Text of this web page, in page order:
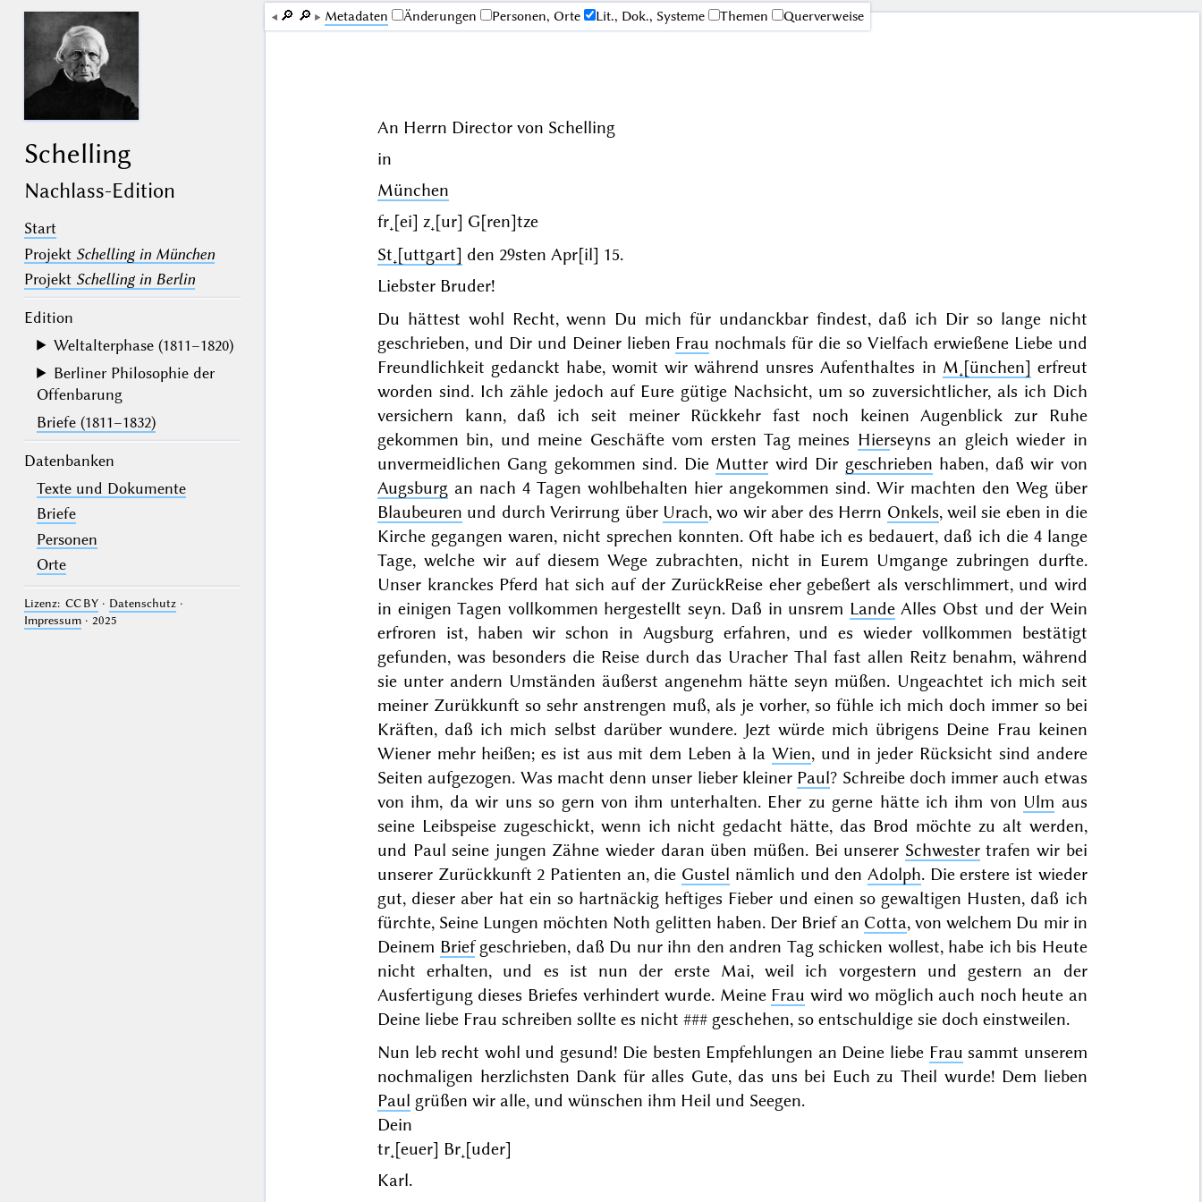
Schelling
Nachlass-Edition
Start
Projekt Schelling in München
Projekt Schelling in Berlin
Edition
Weltalterphase (1811–1820)
Berliner Philosophie der
Offenbarung
Briefe (1811–1832)
Datenbanken
Texte und Dokumente
Briefe
Personen
Orte
Lizenz: CC BY· Datenschutz·
Impressum· 2025
🔎︎ 🔎︎ Me­ta­da­ten Änderungen Personen, Orte Lit., Dok., Systeme Themen Querverweise
An Herrn Director von Schelling
in
München
fr˖[ei] z˖[ur] G[ren]tze
St˖[uttgart] den 29sten Apr[il] 15.
Liebster Bruder!
Du hättest wohl Recht, wenn Du mich für undanckbar findest, daß ich Dir so lange nicht
geschrieben, und Dir und Deiner lieben Frau nochmals für die so Vielfach erwießene Liebe und
Freundlichkeit gedanckt habe, womit wir während unsres Aufenthaltes in M˖[ünchen] erfreut
worden sind. Ich zähle jedoch auf Eure gütige Nachsicht, um so zuversichtlicher, als ich Dich
versichern kann, daß ich seit meiner Rückkehr fast noch keinen Augenblick zur Ruhe
gekommen bin, und meine Geschäfte vom ersten Tag meines Hierseyns an gleich wieder in
unvermeidlichen Gang gekommen sind. Die Mutter wird Dir geschrieben haben, daß wir von
Augsburg an nach 4 Tagen wohlbehalten hier angekommen sind. Wir machten den Weg über
Blaubeuren und durch Verirrung über Urach, wo wir aber des Herrn Onkels, weil sie eben in die
Kirche gegangen waren, nicht sprechen konnten. Oft habe ich es bedauert, daß ich die 4 lange
Tage, welche wir auf diesem Wege zubrachten, nicht in Eurem Umgange zubringen durfte.
Unser kranckes Pferd hat sich auf der ZurückReise eher gebeßert als verschlimmert, und wird
in einigen Tagen vollkommen hergestellt seyn. Daß in unsrem LandeAlles Obst und der Wein
erfroren ist, haben wir schon in Augsburg erfahren, und es wieder vollkommen bestätigt
gefunden, was besonders die Reise durch das Uracher Thal fast allen Reitz benahm, während
sie unter andern Umständen äußerst angenehm hätte seyn müßen. Ungeachtet ich mich seit
meiner Zurükkunft so sehr anstrengen muß, als je vorher, so fühle ich mich doch immer so bei
Kräften, daß ich mich selbst darüber wundere. Jezt würde mich übrigens Deine Frau keinen
Wiener mehr heißen; es ist aus mit dem Leben à laWien, und in jeder Rücksicht sind andere
Seiten aufgezogen. Was macht denn unser lieber kleiner Paul? Schreibe doch immer auch etwas
von ihm, da wir uns so gern von ihm unterhalten. Eher zu gerne hätte ich ihm von Ulm aus
seine Leibspeise zugeschickt, wenn ich nicht gedacht hätte, das Brod möchte zu alt werden,
und Paul seine jungen Zähne wieder daran üben müßen. Bei unserer Schwestertrafen wir bei
unserer Zurückkunft 2 Patienten an, die Gustel nämlich und den Adolph. Die erstere ist wieder
gut, dieser aber hat ein so hartnäckig heftiges Fieber und einen so gewaltigen Husten, daß ich
fürchte, Seine Lungen möchten Noth gelitten haben. Der Brief an Cotta, von welchem Du mir in
Deinem Briefgeschrieben, daß Du nur ihn den andren Tag schicken wollest, habe ich bis Heute
nicht erhalten, und es ist nun der erste Mai, weil ich vorgestern und gestern an der
Ausfertigung dieses Briefes verhindert wurde. Meine Frau wird wo möglich auch noch heute an
Deine liebe Frau schreiben sollte es nicht ###geschehen, so entschuldige sie doch einstweilen.
Nun leb recht wohl und gesund! Die besten Empfehlungen an Deine liebe Frau sammt unserem
nochmaligen herzlichsten Dank für alles Gute, das uns bei Euch zu Theil wurde! Dem lieben
Paul grüßen wir alle, und wünschen ihm Heil und Seegen.
Dein
tr˖[euer] Br˖[uder]
Karl.